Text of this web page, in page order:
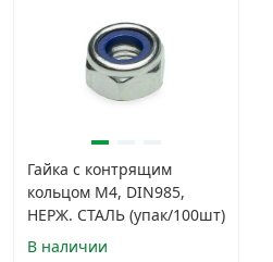
Гайка с контрящим
кольцом М4, DIN985,
НЕРЖ. СТАЛЬ (упак/100шт)
В наличии